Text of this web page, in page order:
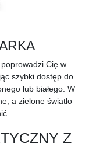
Cię w
szybki dostęp do
lub białego. W
a zielone światło
Z